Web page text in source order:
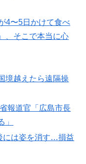
4〜5日かけて食べ
、そこで本当に心
境越えたら遠隔操
報道官「広島市長
」
には姿を消す…損益